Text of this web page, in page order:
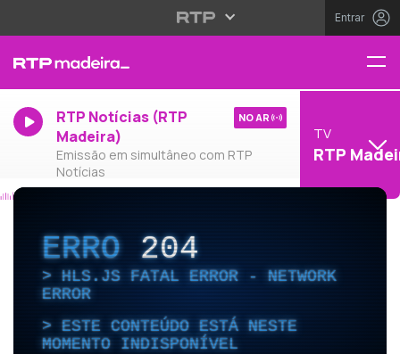
Entrar
RTP Notícias (RTP
Madeira)
Emissão em simultâneo com RTP
Notícias
NO AR
TV
RTP
ERRO204
HLS.JS FATAL ERROR - NETWORK
ERROR
ESTE CONTEÚDO ESTÁ NESTE
MOMENTO INDISPONÍVEL